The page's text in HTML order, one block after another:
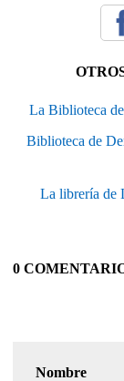
La Biblioteca
Biblioteca de
La librería de
0
Nombre